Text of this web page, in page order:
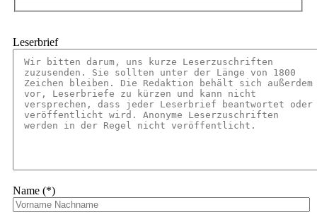
Leserbrief
Name (*)